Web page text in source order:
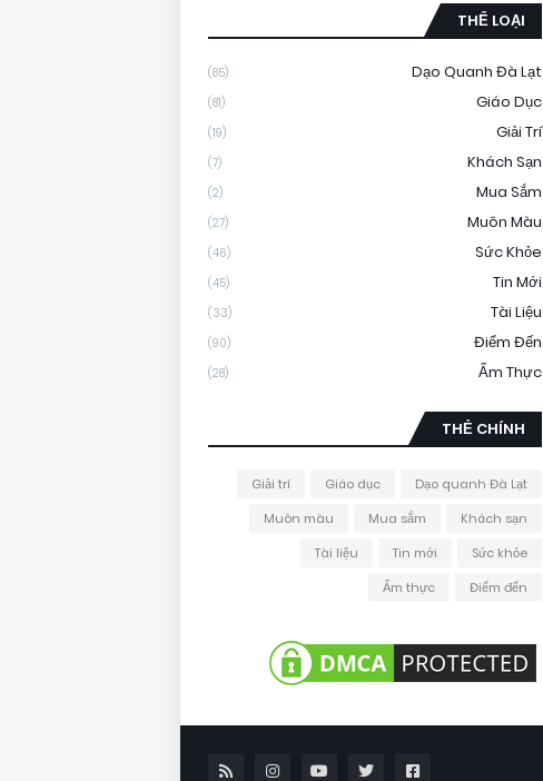
THỂ LOẠI
Dạo Quanh Đà Lạt
(85)
Giáo Dục
(81)
Giải Trí
(19)
Khách Sạn
(7)
Mua Sắm
(2)
Muôn Màu
(27)
Sức Khỏe
(46)
Tin Mới
(45)
Tài Liệu
(33)
Điểm Đến
(90)
Ẩm Thực
(28)
THẺ CHÍNH
Dạo quanh Đà Lạt
Giáo dục
Giải trí
Khách sạn
Mua sắm
Muôn màu
Sức khỏe
Tin mới
Tài liệu
Điểm đến
Ẩm thực